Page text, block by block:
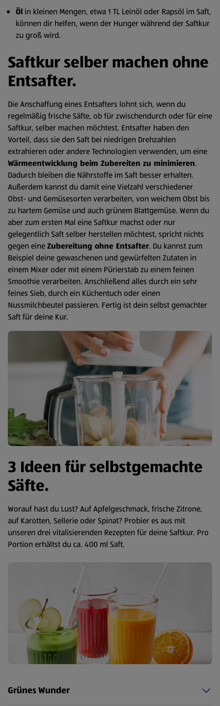
Öl in kleinen Mengen, etwa 1 TL Leinöl oder Rapsöl im Saft,
können dir helfen, wenn der Hunger während der Saftkur
zu groß wird.
Saftkur selber machen ohne
Entsafter.
Die Anschaffung eines Entsafters lohnt sich, wenn du
regelmäßig frische Säfte, ob für zwischendurch oder für eine
Saftkur, selber machen möchtest. Entsafter haben den
Vorteil, dass sie den Saft bei niedrigen Drehzahlen
extrahieren oder andere Technologien verwenden, um eine
Wärmeentwicklung beim Zubereiten zu minimieren.
Dadurch bleiben die Nährstoffe im Saft besser erhalten.
Außerdem kannst du damit eine Vielzahl verschiedener
Obst- und Gemüsesorten verarbeiten, von weichem Obst bis
zu hartem Gemüse und auch grünem Blattgemüse. Wenn du
aber zum ersten Mal eine Saftkur machst oder nur
gelegentlich Saft selber herstellen möchtest, spricht nichts
gegen eineZubereitung ohne Entsafter. Du kannst zum
Beispiel deine gewaschenen und gewürfelten Zutaten in
einem Mixer oder mit einem Pürierstab zu einem feinen
Smoothie verarbeiten. Anschließend alles durch ein sehr
feines Sieb, durch ein Küchentuch oder einen
Nussmilchbeutel passieren. Fertig ist dein selbst gemachter
Saft für deine Kur.
3 Ideen für selbstgemachte
Säfte.
Worauf hast du Lust? Auf Apfelgeschmack, frische Zitrone,
auf Karotten, Sellerie oder Spinat? Probier es aus mit
unseren drei vitalisierenden Rezepten für deine Saftkur. Pro
Portion erhältst du ca. 400 ml Saft.
Grünes Wunder